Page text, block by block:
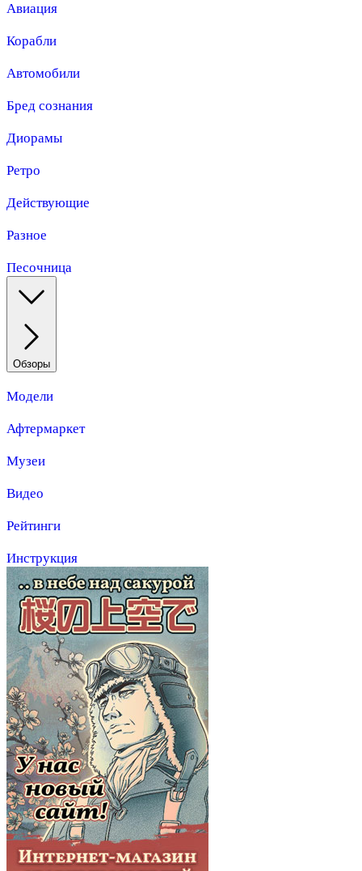
Авиация
Корабли
Автомобили
Бред сознания
Диорамы
Ретро
Действующие
Разное
Песочница
Обзоры
Модели
Афтермаркет
Музеи
Видео
Рейтинги
Инструкция